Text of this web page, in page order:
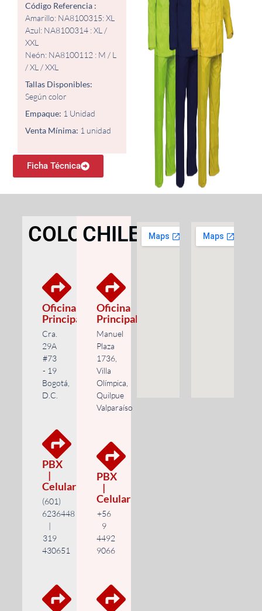
Código Referencia :
Amarillo: NA8100315: XL
Azul: NA8100314 : XL /
XXL
Neón: NA8100112 : M / L
/ XL / XXL
Tallas Disponibles:
Según color
Empaque: 1 Unidad
Venta Mínima: 1 unidad
Ficha Técnica
COLOMBIA
Oficina
Principal
Cra.
29A
#73
- 19
Bogotá,
D.C.
PBX
|
Celular
(601)
6236448
|
319
430651
CHILE
Oficina
Principal
Manuel
Plaza
1736,
Villa
Olímpica,
Quilpue
Valparaíso
PBX
|
Celular
+56
9
4492
9066